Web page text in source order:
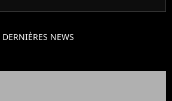
DERNIÈRES NEWS